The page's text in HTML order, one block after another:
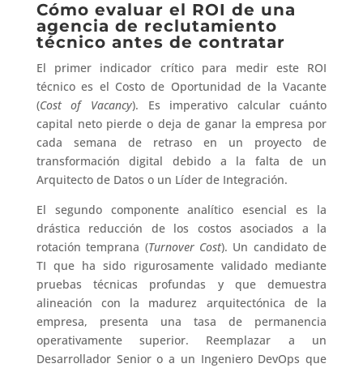
Cómo evaluar el ROI de una
agencia de reclutamiento
técnico antes de contratar
El primer indicador crítico para medir este ROI
técnico es el Costo de Oportunidad de la Vacante
(Cost of Vacancy). Es imperativo calcular cuánto
capital neto pierde o deja de ganar la empresa por
cada semana de retraso en un proyecto de
transformación digital debido a la falta de un
Arquitecto de Datos o un Líder de Integración.
El segundo componente analítico esencial es la
drástica reducción de los costos asociados a la
rotación temprana (Turnover Cost). Un candidato de
TI que ha sido rigurosamente validado mediante
pruebas técnicas profundas y que demuestra
alineación con la madurez arquitectónica de la
empresa, presenta una tasa de permanencia
operativamente superior. Reemplazar a un
Desarrollador Senior o a un Ingeniero DevOps que